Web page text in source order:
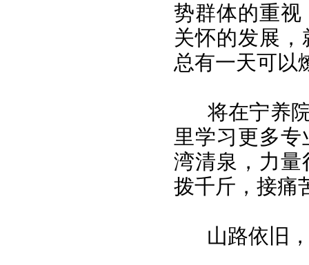
势群体的重
关怀的发展
总有一天可以
将在宁养院
里学习更多
湾清泉，力
拨千斤，接痛
山路依旧，